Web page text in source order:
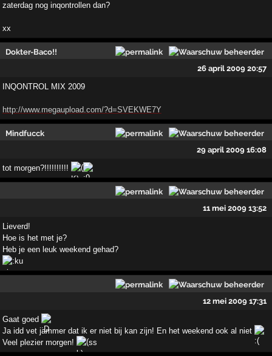
zaterdag nog inqontrollen dan?
xx
Dokter-Baco!!
26 april 2009 20:57
INQONTROL MIX 2009
http://www.megaupload.com/?d=SVEKWE7Y
Mindfucck
29 april 2009 16:08
tot morgen?!!!!!!!!!!
11 mei 2009 13:52
Lieverd!
Hoe is het met je?
Heb je een leuk weekend gehad?
12 mei 2009 17:31
Gaat goed
Ja idd vet jammer dat ik er niet bij kan zijn! En het weekend ook al niet
Veel plezier morgen!
ss